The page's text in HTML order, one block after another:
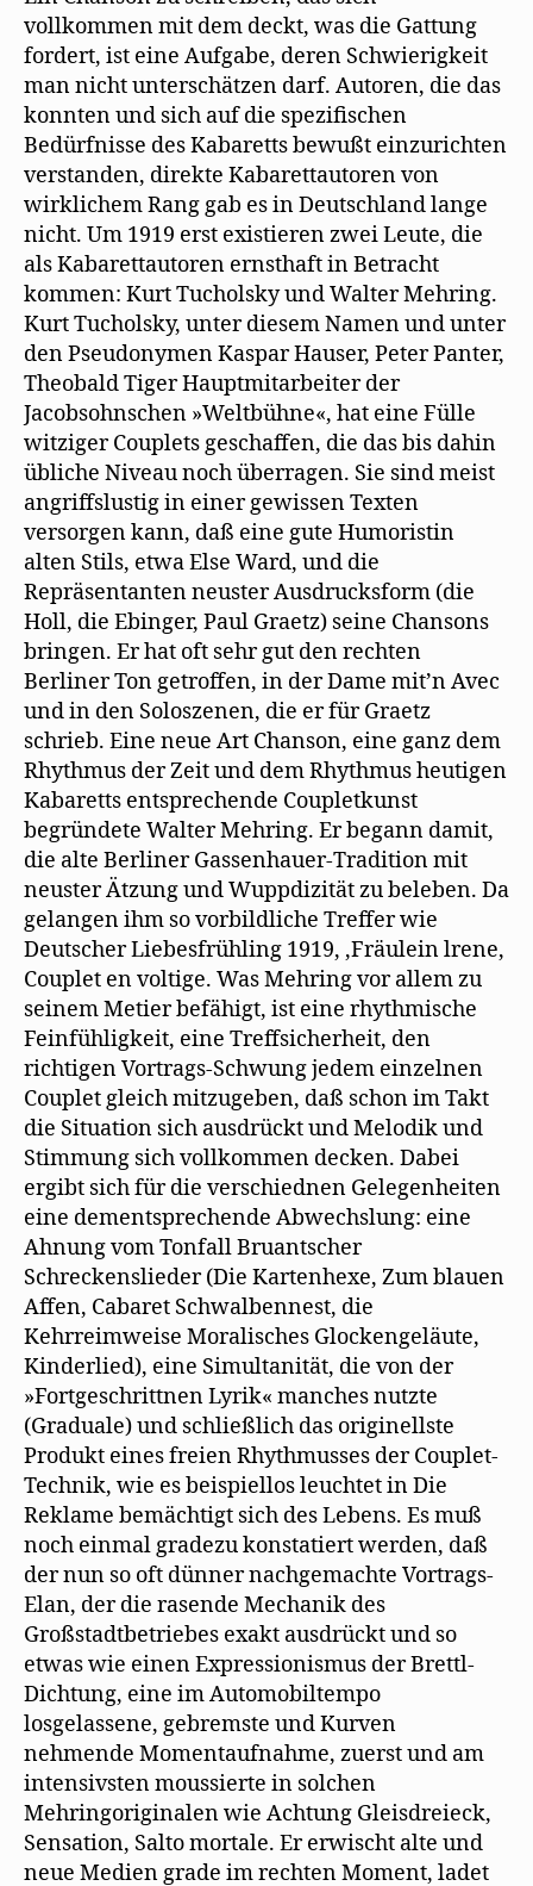
vollkommen mit dem deckt, was die Gattung
fordert, ist eine Aufgabe, deren Schwierigkeit
man nicht unterschätzen darf. Autoren, die das
konnten und sich auf die spezifischen
Bedürfnisse des Kabaretts bewußt einzurichten
verstanden, direkte Kabarettautoren von
wirklichem Rang gab es in Deutschland lange
nicht. Um 1919 erst existieren zwei Leute, die
als Kabarettautoren ernsthaft in Betracht
kommen: Kurt Tucholsky und Walter Mehring.
Kurt Tucholsky, unter diesem Namen und unter
den Pseudonymen Kaspar Hauser, Peter Panter,
Theobald Tiger Hauptmitarbeiter der
Jacobsohnschen »Weltbühne«, hat eine Fülle
witziger Couplets geschaffen, die das bis dahin
übliche Niveau noch überragen. Sie sind meist
angriffslustig in einer gewissen Texten
versorgen kann, daß eine gute Humoristin
alten Stils, etwa Else Ward, und die
Repräsentanten neuster Ausdrucksform (die
Holl, die Ebinger, Paul Graetz) seine Chansons
bringen. Er hat oft sehr gut den rechten
Berliner Ton getroffen, in der Dame mit’n Avec
und in den Soloszenen, die er für Graetz
schrieb. Eine neue Art Chanson, eine ganz dem
Rhythmus der Zeit und dem Rhythmus heutigen
Kabaretts entsprechende Coupletkunst
begründete Walter Mehring. Er begann damit,
die alte Berliner Gassenhauer-Tradition mit
neuster Ätzung und Wuppdizität zu beleben. Da
gelangen ihm so vorbildliche Treffer wie
Deutscher Liebesfrühling 1919, ‚Fräulein lrene,
Couplet en voltige. Was Mehring vor allem zu
seinem Metier befähigt, ist eine rhythmische
Feinfühligkeit, eine Treffsicherheit, den
richtigen Vortrags-Schwung jedem einzelnen
Couplet gleich mitzugeben, daß schon im Takt
die Situation sich ausdrückt und Melodik und
Stimmung sich vollkommen decken. Dabei
ergibt sich für die verschiednen Gelegenheiten
eine dementsprechende Abwechslung: eine
Ahnung vom Tonfall Bruantscher
Schreckenslieder (Die Kartenhexe, Zum blauen
Affen, Cabaret Schwalbennest, die
Kehrreimweise Moralisches Glockengeläute,
Kinderlied), eine Simultanität, die von der
»Fortgeschrittnen Lyrik« manches nutzte
(Graduale) und schließlich das originellste
Produkt eines freien Rhythmusses der Couplet-
Technik, wie es beispiellos leuchtet in Die
Reklame bemächtigt sich des Lebens. Es muß
noch einmal gradezu konstatiert werden, daß
der nun so oft dünner nachgemachte Vortrags-
Elan, der die rasende Mechanik des
Großstadtbetriebes exakt ausdrückt und so
etwas wie einen Expressionismus der Brettl-
Dichtung, eine im Automobiltempo
losgelassene, gebremste und Kurven
nehmende Momentaufnahme, zuerst und am
intensivsten moussierte in solchen
Mehringoriginalen wie Achtung Gleisdreieck,
Sensation, Salto mortale. Er erwischt alte und
neue Medien grade im rechten Moment, ladet